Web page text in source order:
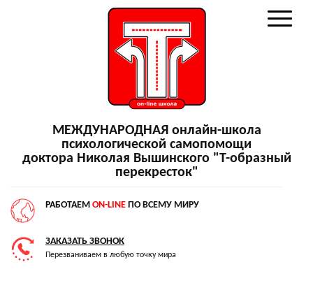
МЕЖДУНАРОДНАЯ онлайн-школа
психологической самопомощи
доктора Николая Вышинского "Т-образный
перекресток"
РАБОТАЕМ ON-LINE ПО ВСЕМУ МИРУ
ЗАКАЗАТЬ ЗВОНОК
Перезваниваем в любую точку мира